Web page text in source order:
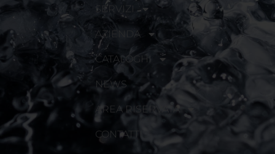
SERVIZI
AZIENDA
CATALOGHI
NEWS
AREA RISERVATA
CONTATTI